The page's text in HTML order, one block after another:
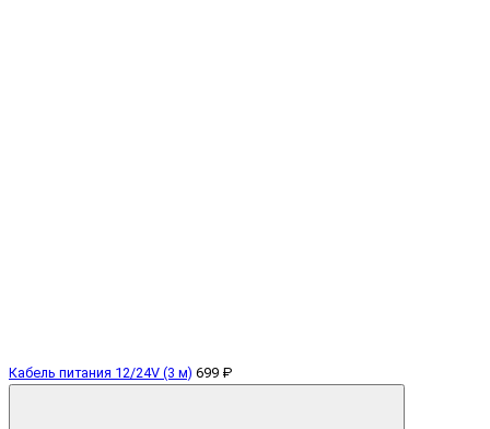
Кабель питания 12/24V (3 м) 699 ₽